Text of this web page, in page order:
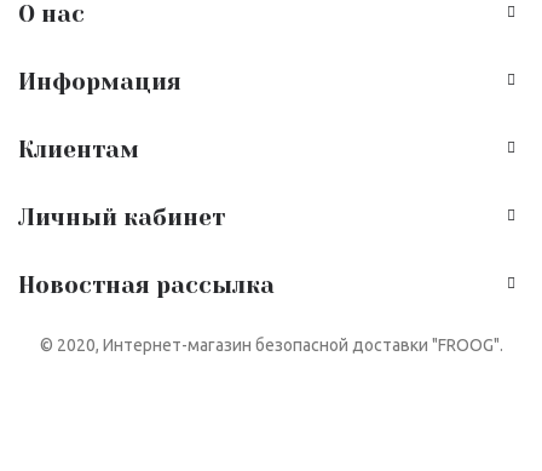
О нас
Информация
Клиентам
Личный кабинет
Новостная рассылка
© 2020, Интернет-магазин безопасной доставки "FROOG".